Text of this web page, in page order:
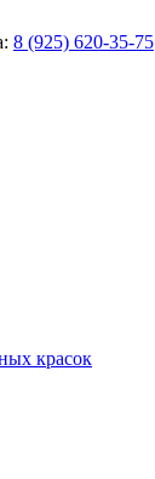
8 (925) 620-35-75
красок